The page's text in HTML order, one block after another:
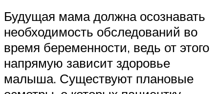
Будущая мама должна осознавать
необходимость обследований во
время беременности, ведь от этого
напрямую зависит здоровье
малыша. Существуют плановые